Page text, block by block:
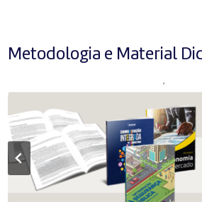
Metodologia e Material